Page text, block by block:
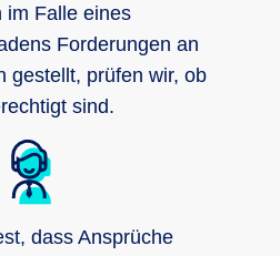
im Falle eines
Forderungen an
gestellt, prüfen wir, ob
sind.
dass Ansprüche